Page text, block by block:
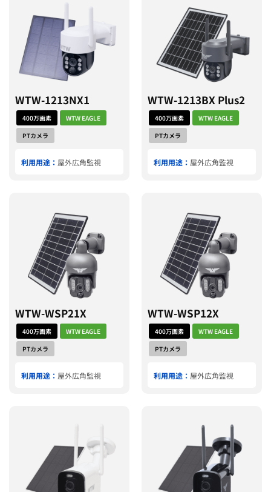
WTW-1213NX1
400万画素
WTW EAGLE
PTカメラ
利用用途： 屋外広角監視
WTW-1213BX Plus2
400万画素
WTW EAGLE
PTカメラ
利用用途： 屋外広角監視
WTW-WSP21X
400万画素
WTW EAGLE
PTカメラ
利用用途： 屋外広角監視
WTW-WSP12X
400万画素
WTW EAGLE
PTカメラ
利用用途： 屋外広角監視